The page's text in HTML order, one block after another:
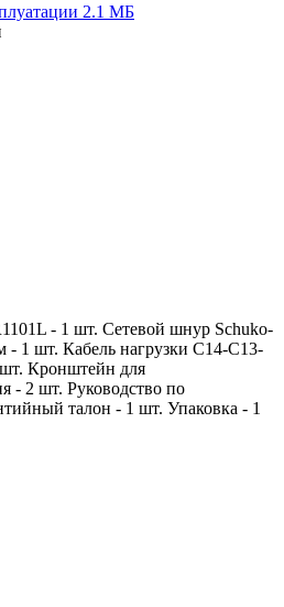
2.1 МБ
- 1 шт. Сетевой шнур Schuko-
- 1 шт. Кабель нагрузки С14-С13-
Кронштейн для
- 2 шт. Руководство по
талон - 1 шт. Упаковка - 1